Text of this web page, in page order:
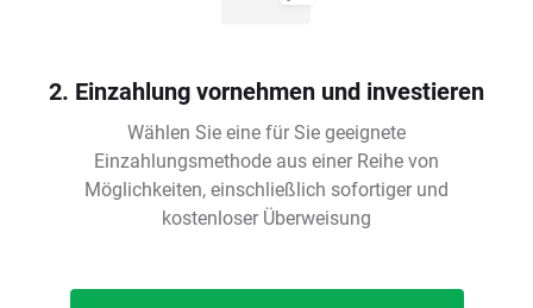
2. Einzahlung vornehmen und investieren
Wählen Sie eine für Sie geeignete
Einzahlungsmethode aus einer Reihe von
Möglichkeiten, einschließlich sofortiger und
kostenloser Überweisung